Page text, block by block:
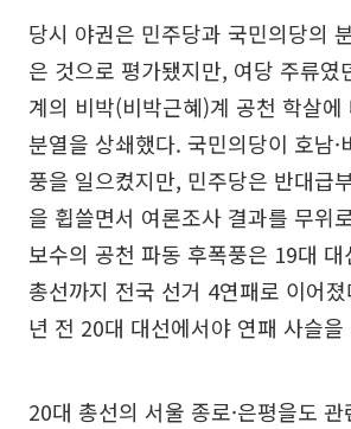
당시 야권은 민주당과 국민의당의
은 것으로 평가됐지만, 여당 주류였
계의 비박(비박근혜)계 공천 학살에
분열을 상쇄했다. 국민의당이 호남
풍을 일으켰지만, 민주당은 반대급
을 휩쓸면서 여론조사 결과를 무위
보수의 공천 파동 후폭풍은 19대 대
총선까지 전국 선거 4연패로 이어
년 전 20대 대선에서야 연패 사슬을
20대 총선의 서울 종로·은평을도